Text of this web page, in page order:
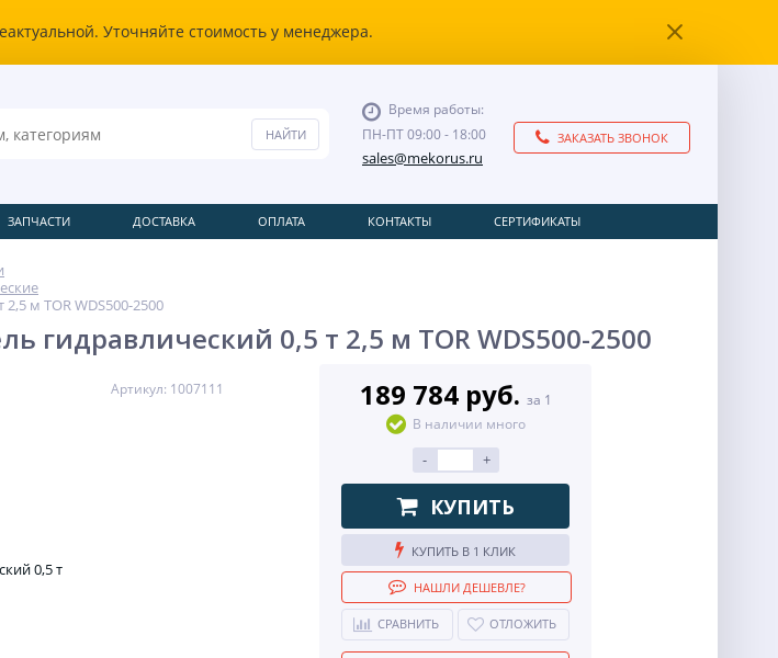
Уточняйте стоимость у менеджера.
Время работы:
ПН-ПТ 09:00 - 18:00
sales@mekorus.ru
ЗАКАЗАТЬ ЗВОНОК
ЗАПЧАСТИ ДОСТАВКА ОПЛАТА КОНТАКТЫ СЕРТИФИКАТЫ
м TOR WDS500-2500
гидравлический 0,5 т 2,5 м TOR WDS500-2500
Артикул: 1007111 189 784 руб. за 1
В наличии много
- +
КУПИТЬ
КУПИТЬ В 1 КЛИК
НАШЛИ ДЕШЕВЛЕ?
СРАВНИТЬ ОТЛОЖИТЬ